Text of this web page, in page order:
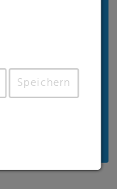
Speichern